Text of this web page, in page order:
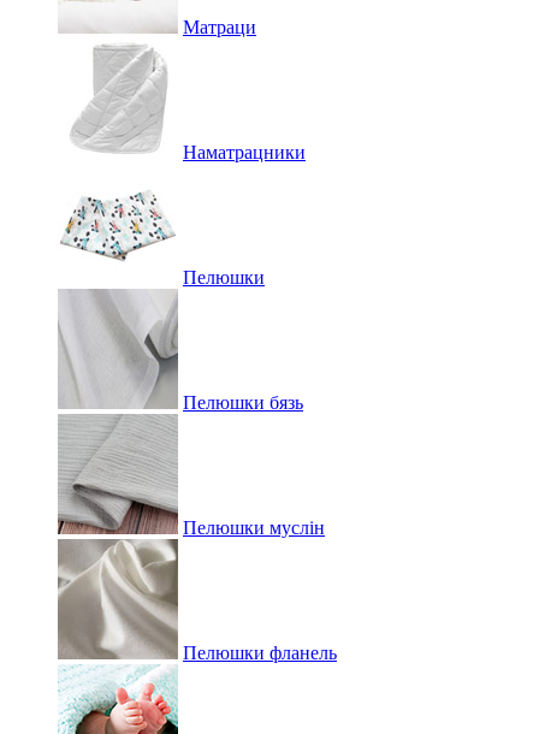
Матраци
Наматрацники
Пелюшки
Пелюшки бязь
Пелюшки муслін
Пелюшки фланель